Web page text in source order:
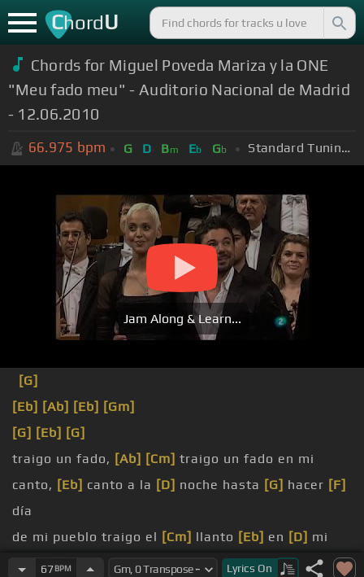
ChordU
Chords for Miguel Poveda Mariza y la ONE
"Meu fado meu" - Auditorio Nacional de Madrid
- 12.06.2010
66.975 bpm G D Bm Eb Gb Standard Tuning (EADGBE)
Jam Along & Learn...
[G]
[Eb] [Ab] [Eb] [Gm]
[G] [Eb] [G]
traigo un fado, [Ab] [Cm] traigo un fado en mi
canto, [Eb] canto a la [D] noche hasta [G] hacer [F]
día
de mi pueblo traigo el [Cm] llanto [Eb] en [D] mi
canto,[Gm]
amoría
67BPM Lyrics On